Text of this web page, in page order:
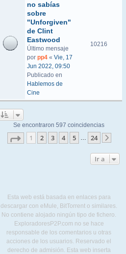
no sabías
sobre
"Unforgiven"
de Clint
Eastwood
Último mensaje
por pp4 « Vie, 17
Jun 2022, 09:50
Publicado en
Hablemos de
Cine
10216
Se encontraron 597 coincidencias
Página de 24
1 2 3 4 5 … 24
Ir a
Esta web está basada en enlaces para
descargar con eMule, BitTorrent o similares.
No contiene alojado ningún tipo de fichero.
ExploradoresP2P.com no se hace
responsable de los comentarios u otras
acciones de los usuarios. Reservado el
derecho de admisión. Esta web inserta